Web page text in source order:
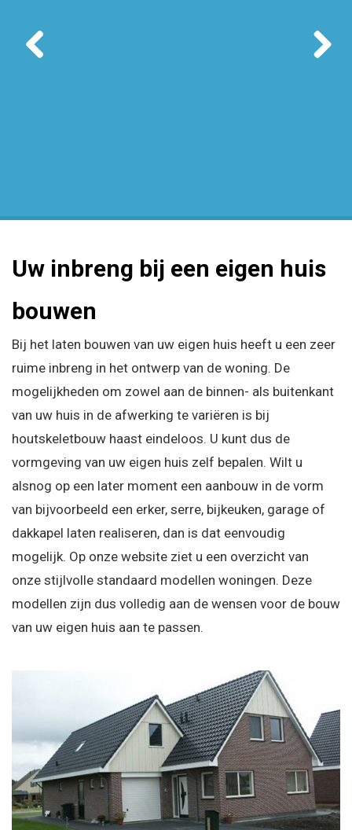
Uw inbreng bij een eigen huis
bouwen
Bij het laten bouwen van uw eigen huis heeft u een zeer
ruime inbreng in het ontwerp van de woning. De
mogelijkheden om zowel aan de binnen- als buitenkant
van uw huis in de afwerking te variëren is bij
houtskeletbouw haast eindeloos. U kunt dus de
vormgeving van uw eigen huis zelf bepalen. Wilt u
alsnog op een later moment een aanbouw in de vorm
van bijvoorbeeld een erker, serre, bijkeuken, garage of
dakkapel laten realiseren, dan is dat eenvoudig
mogelijk. Op onze website ziet u een overzicht van
onze stijlvolle standaard modellen woningen. Deze
modellen zijn dus volledig aan de wensen voor de bouw
van uw eigen huis aan te passen.